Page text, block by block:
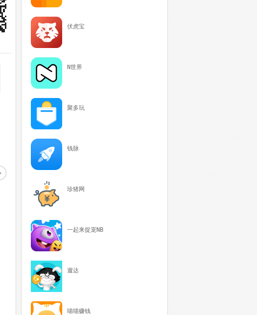
伏虎宝
N世界
聚多玩
钱脉
珍猪网
一起来捉宠NB
遛达
喵喵赚钱